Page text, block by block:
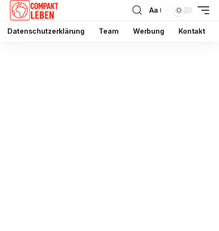
Aa
Datenschutzerklärung Team Werbung Kontakt